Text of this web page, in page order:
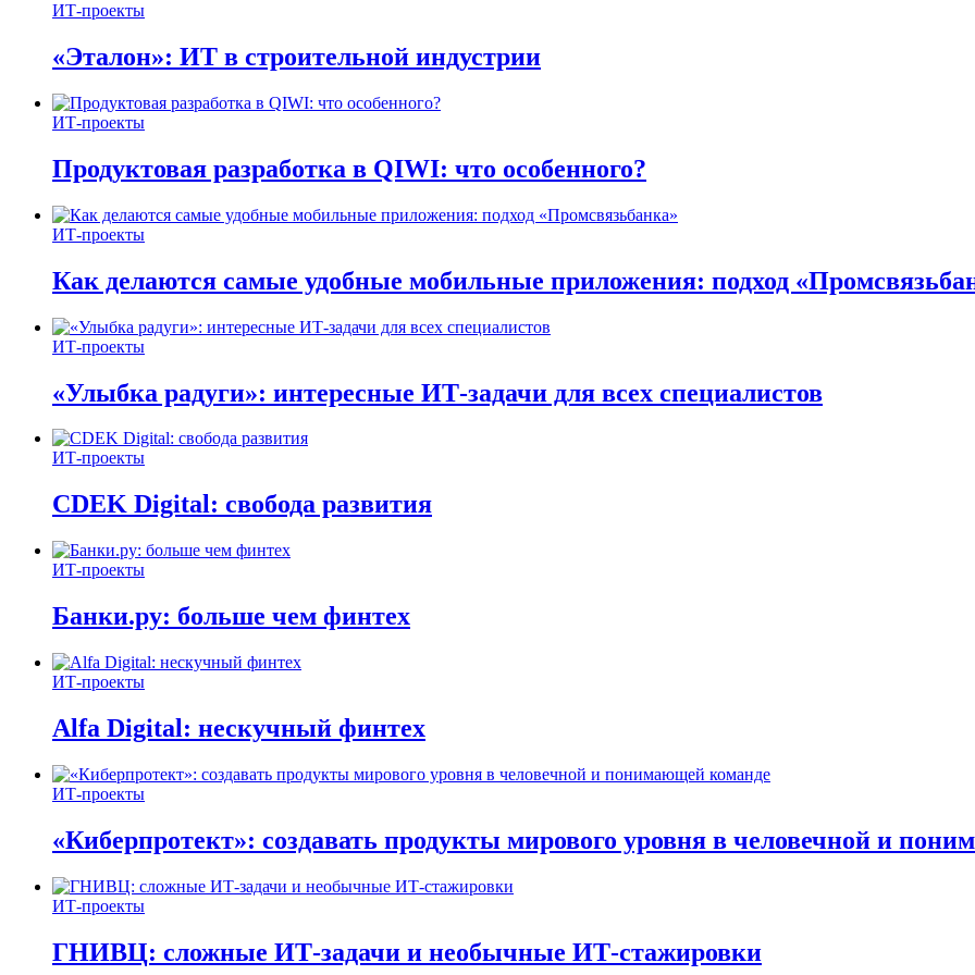
ИТ-проекты
«Эталон»: ИТ в строительной индустрии
ИТ-проекты
Продуктовая разработка в QIWI: что особенного?
ИТ-проекты
Как делаются самые удобные мобильные приложения: подход
ИТ-проекты
«Улыбка радуги»: интересные ИТ-задачи для всех специалистов
ИТ-проекты
CDEK Digital: свобода развития
ИТ-проекты
Банки.ру: больше чем финтех
ИТ-проекты
Alfa Digital: нескучный финтех
ИТ-проекты
«Киберпротект»: создавать продукты мирового уровня в человечной и
ИТ-проекты
ГНИВЦ: сложные ИТ‑задачи и необычные ИТ‑стажировки